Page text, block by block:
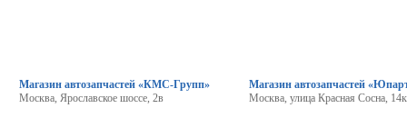
Магазин автозапчастей «КМС-Групп»
Москва, Ярославское шоссе, 2в
Магазин автозапчастей
Москва, улица Красная Сосна,